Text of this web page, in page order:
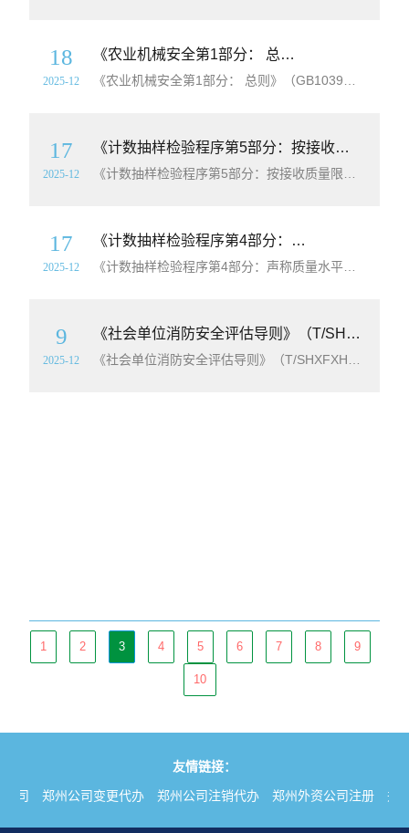
18
2025-12
《农业机械安全第1部分： 总则》（GB10395.1-2025）【全文附高清无水印PDF+可编辑Word版下载】
17
2025-12
《计数抽样检验程序第5部分：按接收质量限（AQL）检索的逐批序贯抽样检验系统》（GB/T2828.5-2011）【高清无水印PDF版下载】
17
2025-12
《计数抽样检验程序第4部分：声称质量水平的评定程序》（GB/T2828.4-2008）【高清无水印PDF版下载】
9
2025-12
《社会单位消防安全评估导则》（T/SHXFXH004-2019）【全文附高清无水印PDF+Word版下载】
1 2 3 4 5 6 7 8 9
10
友情链接：
司
郑州公司变更代办 郑州公司注销代办 郑州外资公司注册 郑